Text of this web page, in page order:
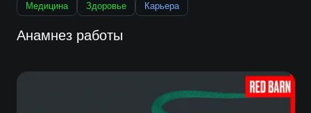
Медицина Здоровье Карьера
Анамнез работы